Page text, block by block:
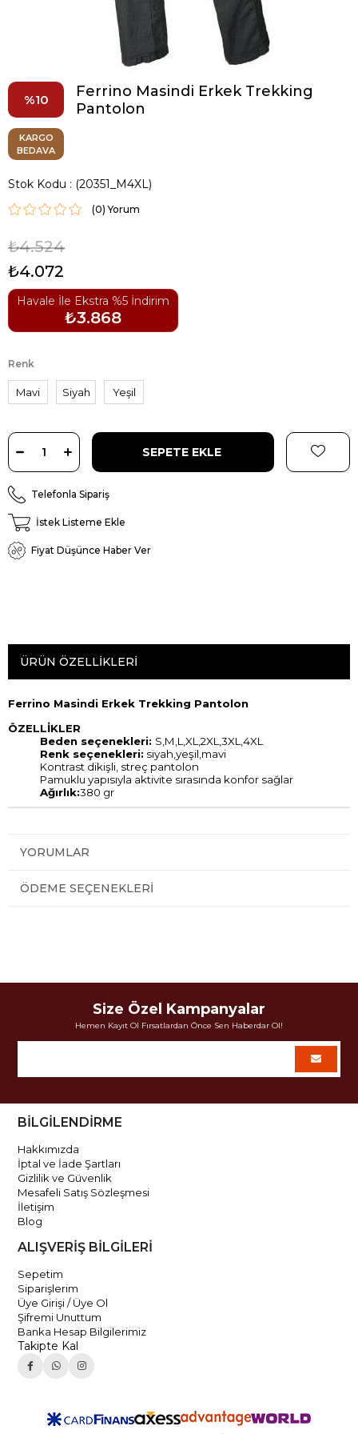
10
Ferrino Masindi Erkek Trekking
Pantolon
KARGO
BEDAVA
Stok Kodu (20351_M4XL)
(0)
₺4.524
₺4.072
Havale İle Ekstra %5 İndirim
₺3.868
Renk
Mavi Siyah Yeşil
Telefonla Sipariş
İstek Listeme Ekle
Fiyat Düşünce Haber Ver
ÜRÜN ÖZELLIKLERI
Ferrino Masindi Erkek Trekking Pantolon
ÖZELLİKLER
Beden seçenekleri: S,M,L,XL,2XL,3XL,4XL
Renk seçenekleri: siyah,yeşil,mavi
Kontrast dikişli, streç pantolon
Pamuklu yapısıyla aktivite sırasında konfor sağlar
Ağırlık:380 gr
YORUMLAR
ÖDEME SEÇENEKLERI
Size Özel Kampanyalar
Hemen Kayıt Ol Fırsatlardan Önce Sen Haberdar Ol!
BİLGİLENDİRME
Hakkımızda
İptal ve İade Şartları
Gizlilik ve Güvenlik
Mesafeli Satış Sözleşmesi
İletişim
Blog
ALIŞVERİŞ BİLGİLERİ
Sepetim
Siparişlerim
Üye Girişi / Üye Ol
Şifremi Unuttum
Banka Hesap Bilgilerimiz
Takipte Kal